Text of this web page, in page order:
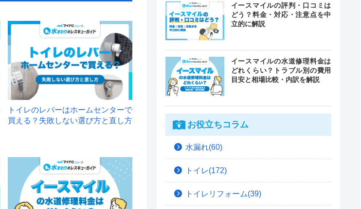
トイレのレバーはホームセンターで
買える？失敗しない選び方と直し方
イースマイルの評判・口コミは
どう？料金・対応・注意点を中
立的に解説
イースマイルの水道修理料金は
どれくらい？トラブル別の費用
目安と相場比較・内訳を解説
お役立ちコラム
水漏れ(60)
トイレ(172)
トイレリフォーム(39)